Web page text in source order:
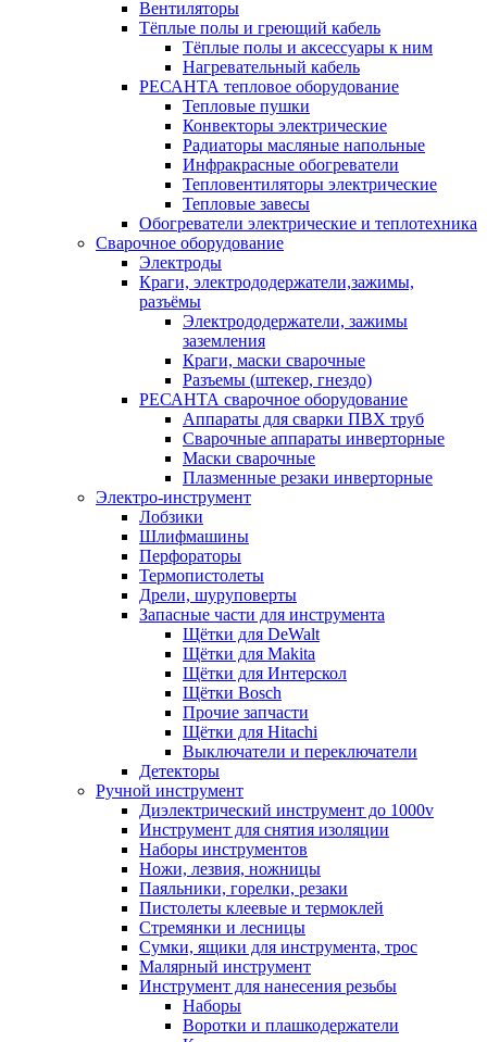
Вентиляторы
Тёплые полы и греющий кабель
Тёплые полы и аксессуары к ним
Нагревательный кабель
РЕСАНТА тепловое оборудование
Тепловые пушки
Конвекторы электрические
Радиаторы масляные напольные
Инфракрасные обогреватели
Тепловентиляторы электрические
Тепловые завесы
Обогреватели электрические и теплотехника
Сварочное оборудование
Электроды
Краги, электрододержатели,зажимы,
разъёмы
Электрододержатели, зажимы
заземления
Краги, маски сварочные
Разъемы (штекер, гнездо)
РЕСАНТА сварочное оборудование
Аппараты для сварки ПВХ труб
Сварочные аппараты инверторные
Маски сварочные
Плазменные резаки инверторные
Электро-инструмент
Лобзики
Шлифмашины
Перфораторы
Термопистолеты
Дрели, шуруповерты
Запасные части для инструмента
Щётки для DeWalt
Щётки для Makita
Щётки для Интерскол
Щётки Bosch
Прочие запчасти
Щётки для Hitachi
Выключатели и переключатели
Детекторы
Ручной инструмент
Диэлектрический инструмент до 1000v
Инструмент для снятия изоляции
Наборы инструментов
Ножи, лезвия, ножницы
Паяльники, горелки, резаки
Пистолеты клеевые и термоклей
Стремянки и лесницы
Сумки, ящики для инструмента, трос
Малярный инструмент
Инструмент для нанесения резьбы
Наборы
Воротки и плашкодержатели